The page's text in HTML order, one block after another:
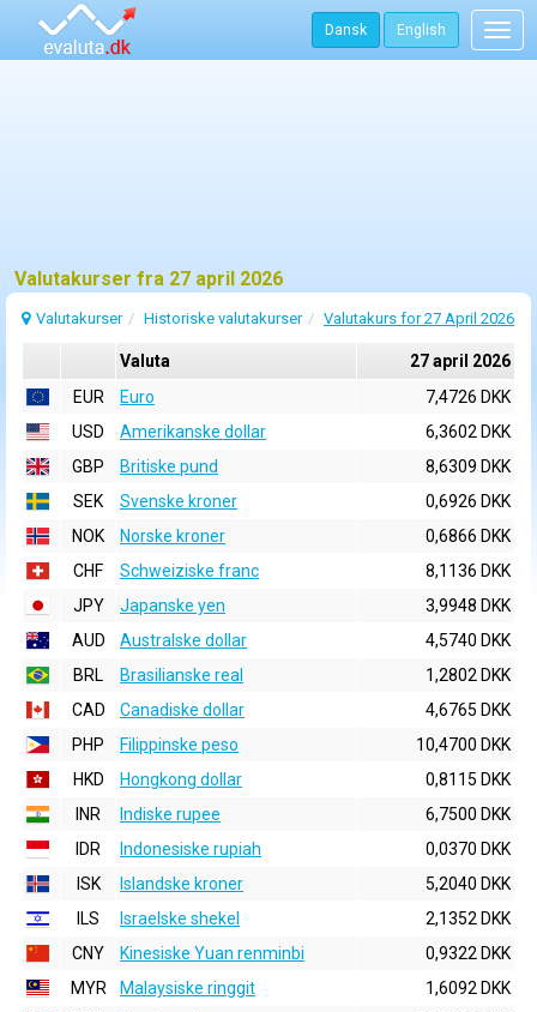
Dansk English
Valutakurser fra 27 april 2026
Valutakurser Historiske valutakurser Valutakurs for 27 April 2026
Valuta
27 april 2026
EUR
Euro
7,4726 DKK
USD
Amerikanske dollar
6,3602 DKK
GBP
Britiske pund
8,6309 DKK
SEK
Svenske kroner
0,6926 DKK
NOK
Norske kroner
0,6866 DKK
CHF
Schweiziske franc
8,1136 DKK
JPY
Japanske yen
3,9948 DKK
AUD
Australske dollar
4,5740 DKK
BRL
Brasilianske real
1,2802 DKK
CAD
Canadiske dollar
4,6765 DKK
PHP
Filippinske peso
10,4700 DKK
HKD
Hongkong dollar
0,8115 DKK
INR
Indiske rupee
6,7500 DKK
IDR
Indonesiske rupiah
0,0370 DKK
ISK
Islandske kroner
5,2040 DKK
ILS
Israelske shekel
2,1352 DKK
CNY
Kinesiske Yuan renminbi
0,9322 DKK
MYR
Malaysiske ringgit
1,6092 DKK